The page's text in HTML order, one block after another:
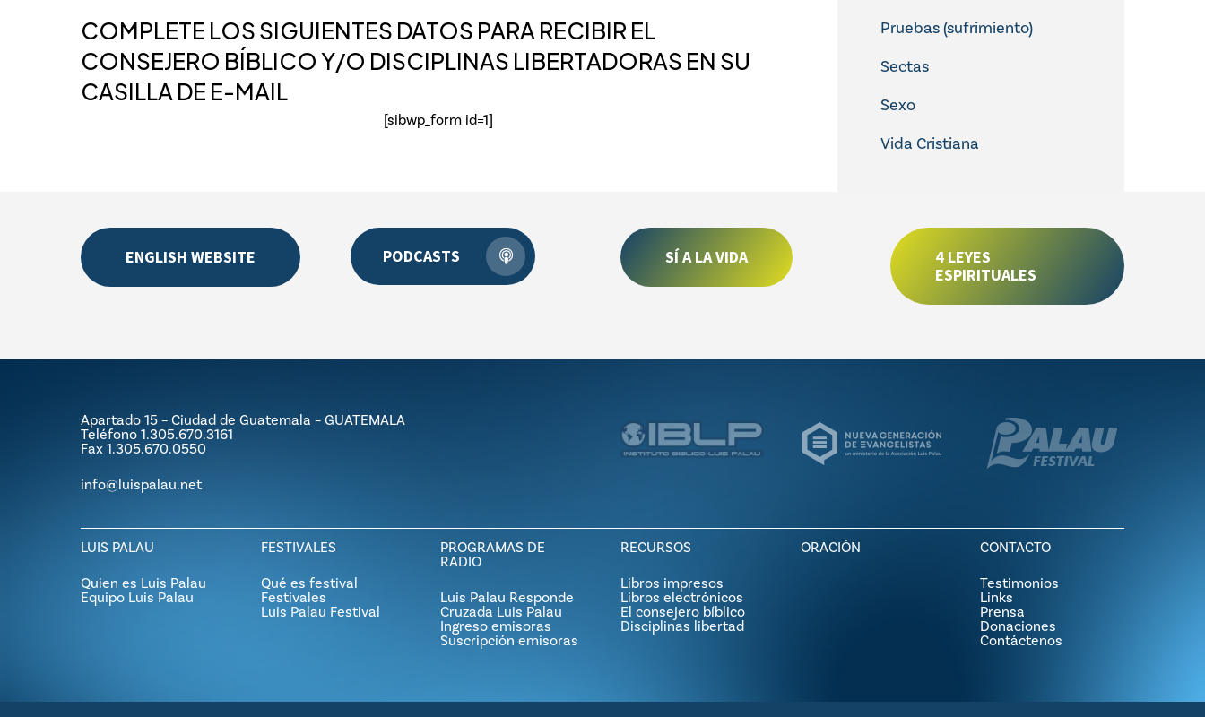
COMPLETE LOS SIGUIENTES DATOS PARA RECIBIR EL
CONSEJERO BÍBLICO Y/O DISCIPLINAS LIBERTADORAS EN SU
CASILLA DE E-MAIL
[sibwp_form id=1]
Pruebas (sufrimiento)
Sectas
Sexo
Vida Cristiana
ENGLISH WEBSITE PODCASTS SÍ A LA VIDA
4 LEYES
ESPIRITUALES
Apartado 15 – Ciudad de Guatemala – GUATEMALA
Teléfono 1.305.670.3161
Fax 1.305.670.0550
info@luispalau.net
LUIS PALAU
Quien es Luis Palau
Equipo Luis Palau
FESTIVALES
Qué es festival
Festivales
Luis Palau Festival
PROGRAMAS DE
RADIO
Luis Palau Responde
Cruzada Luis Palau
Ingreso emisoras
Suscripción emisoras
RECURSOS
Libros impresos
Libros electrónicos
El consejero bíblico
Disciplinas libertad
ORACIÓN CONTACTO
Testimonios
Links
Prensa
Donaciones
Contáctenos